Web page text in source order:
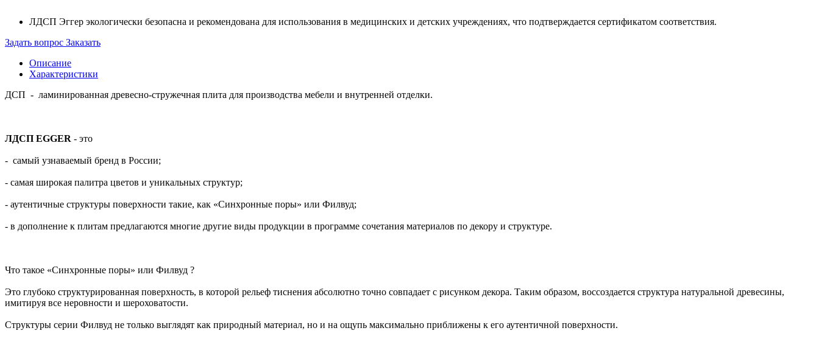
ЛДСП Эггер экологически безопасна и рекомендована для использования в медицинских и детских учреждениях, что подтверждается сертификатом соответствия.
Задать вопрос Заказать
Описание
Характеристики
ДСП - ламинированная древесно-стружечная плита для производства мебели и внутренней отделки.
ЛДСП EGGER - это
- самый узнаваемый бренд в России;
- самая широкая палитра цветов и уникальных структур;
- аутентичные структуры поверхности такие, как «Синхронные поры» или Филвуд;
- в дополнение к плитам предлагаются многие другие виды продукции в программе сочетания материалов по декору и структуре.
Что такое «Синхронные поры» или Филвуд ?
Это глубоко структурированная поверхность, в которой рельеф тиснения абсолютно точно совпадает с рисунком декора. Таким образом, воссоздается структура натуральной древесины,
имитируя все неровности и шероховатости.
Структуры серии Филвуд не только выглядят как природный материал, но и на ощупь максимально приближены к его аутентичной поверхности.